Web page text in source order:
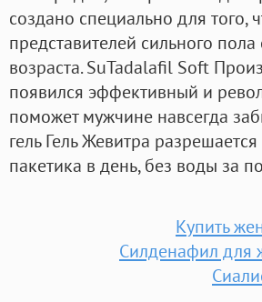
создано специально для
представителей сильного
возраста. SuTadalafil Soft
появился эффективный и
поможет мужчине навсегда
гель Гель Жевитра
пакетика в день, без воды за
Купить
Силденафил для